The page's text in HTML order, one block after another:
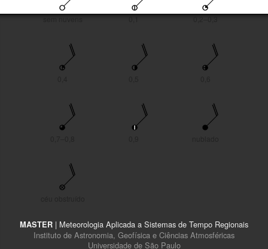
MASTER | Meteorologia Aplicada a Sistemas de Tempo Regionais
Instituto de Astronomia, Geofísica e Ciências Atmosféricas
Universidade de São Paulo